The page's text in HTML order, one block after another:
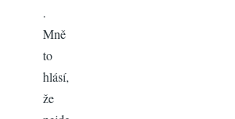
.
Mně
to
hlásí,
že